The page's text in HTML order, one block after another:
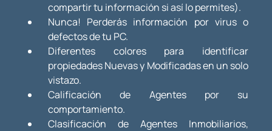
compartir tu información si así lo permites).
Nunca! Perderás información por virus o
defectos de tu PC.
Diferentes colores para identificar
propiedades Nuevas y Modificadas en un solo
vistazo.
Calificación de Agentes por su
comportamiento.
Clasificación de Agentes Inmobiliarios,